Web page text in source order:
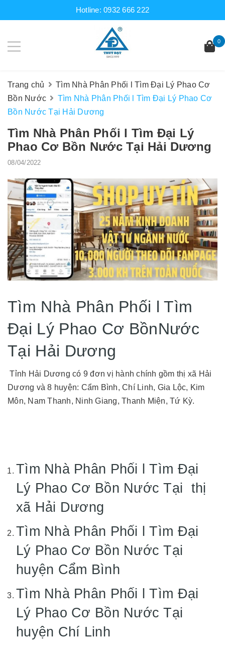
Hotline:0932 666 222
0
Trang chủ
Tìm Nhà Phân Phối l Tìm Đại Lý Phao Cơ
Bồn Nước
Tìm Nhà Phân Phối l Tìm Đại Lý Phao Cơ
Bồn Nước Tại Hải Dương
Tìm Nhà Phân Phối l Tìm Đại Lý
Phao Cơ Bồn Nước Tại Hải Dương
08/04/2022
Tìm Nhà Phân Phối l Tìm
Đại Lý Phao Cơ BồnNước
Tại Hải Dương
Tỉnh Hải Dương có 9 đơn vị hành chính gồm thị xã Hải
Dương và 8 huyện: Cẩm Bình, Chí Linh, Gia Lộc, Kim
Môn, Nam Thanh, Ninh Giang, Thanh Miện, Tứ Kỳ.
Tìm Nhà Phân Phối l Tìm Đại
Lý Phao Cơ Bồn Nước Tại thị
xã Hải Dương
Tìm Nhà Phân Phối l Tìm Đại
Lý Phao Cơ Bồn Nước Tại
huyện Cẩm Bình
Tìm Nhà Phân Phối l Tìm Đại
Lý Phao Cơ Bồn Nước Tại
huyện Chí Linh